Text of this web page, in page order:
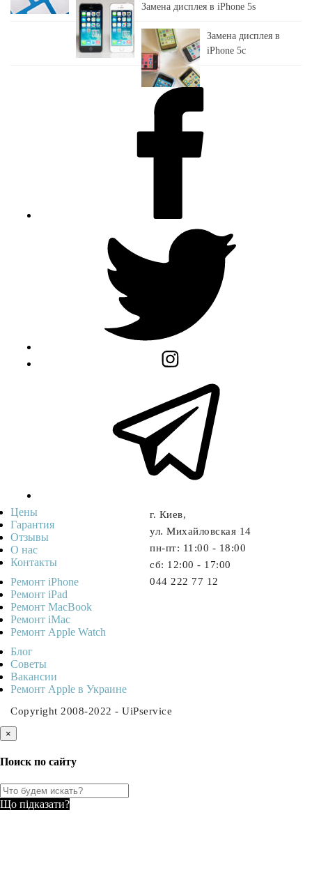
Замена дисплея в iPhone 5s
Замена дисплея в
iPhone 5c
г. Киев,
ул. Михайловская 14
пн-пт: 11:00 - 18:00
cб: 12:00 - 17:00
044 222 77 12
Цены
Гарантия
Отзывы
О нас
Контакты
Ремонт iPhone
Ремонт iPad
Ремонт MacBook
Ремонт iMac
Ремонт Apple Watch
Блог
Советы
Ваканcии
Ремонт Apple в Украине
Copyright 2008-2022 - UiPservice
×
Поиск по сайту
Що підказати?